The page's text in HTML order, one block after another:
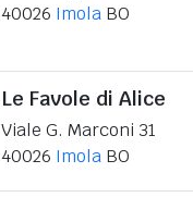
40026 Imola BO
Le Favole di Alice
Viale G. Marconi 31
40026 Imola BO